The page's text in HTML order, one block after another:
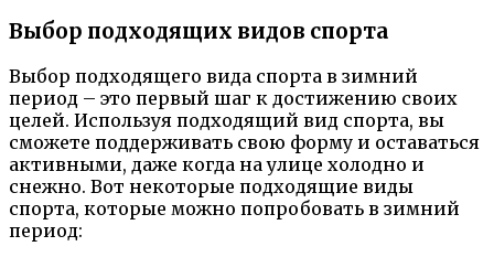
Выбор подходящих видов спорта
Выбор подходящего вида спорта в зимний
период – это первый шаг к достижению своих
целей. Используя подходящий вид спорта, вы
сможете поддерживать свою форму и оставаться
активными, даже когда на улице холодно и
снежно. Вот некоторые подходящие виды
спорта, которые можно попробовать в зимний
период: